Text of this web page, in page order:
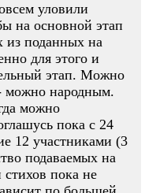
уловили
на основной этап
из поданных на
для этого и
этап. Можно
можно народным.
можно
пока с 24
12 участниками (3
подаваемых на
стихов пока не